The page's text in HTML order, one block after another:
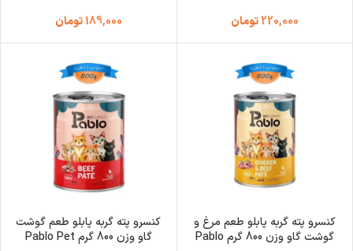
220,000 تومان
189,000تومان
کنسرو پته گربه پابلو طعم مرغ و
گوشت گاو وزن 800 گرم Pablo
کنسرو پته گربه پابلو طعم گوشت
گاو وزن 800 گرم Pablo Pet